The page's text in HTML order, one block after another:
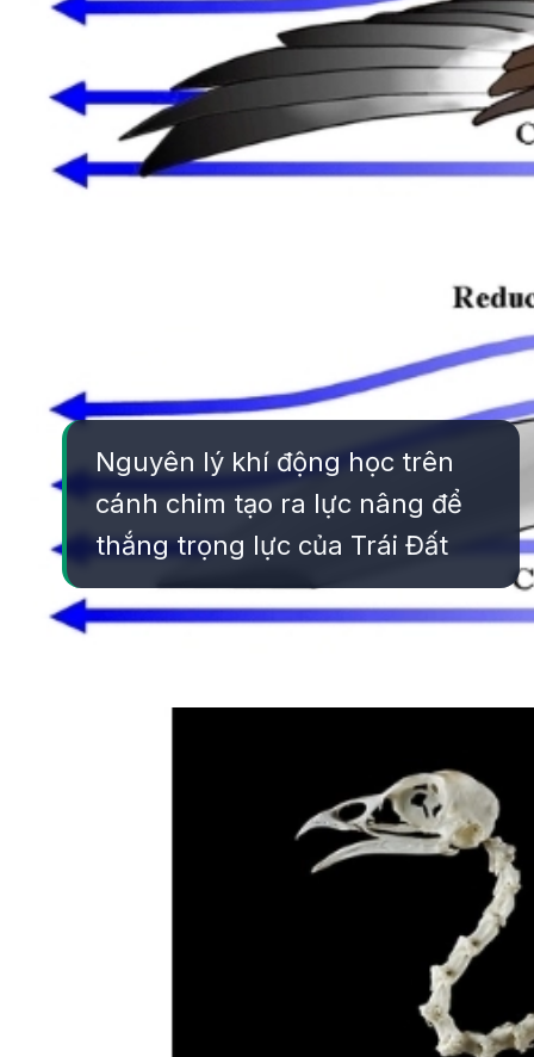
Nguyên lý khí động học trên
cánh chim tạo ra lực nâng để
thắng trọng lực của Trái Đất